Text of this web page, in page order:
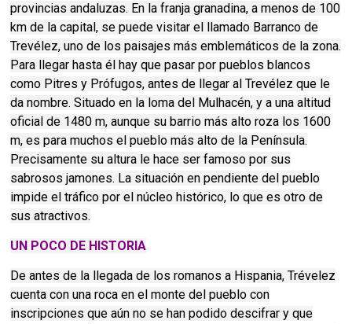
provincias andaluzas. En la franja granadina, a menos de 100
km de la capital, se puede visitar el llamado Barranco de
Trevélez, uno de los paisajes más emblemáticos de la zona.
Para llegar hasta él hay que pasar por pueblos blancos
como Pitres y Prófugos, antes de llegar al Trevélez que le
da nombre. Situado en la loma del Mulhacén, y a una altitud
oficial de 1480 m, aunque su barrio más alto roza los 1600
m, es para muchos el pueblo más alto de la Península.
Precisamente su altura le hace ser famoso por sus
sabrosos jamones. La situación en pendiente del pueblo
impide el tráfico por el núcleo histórico, lo que es otro de
sus atractivos.
UN POCO DE HISTORIA
De antes de la llegada de los romanos a Hispania, Trévelez
cuenta con una roca en el monte del pueblo con
inscripciones que aún no se han podido descifrar y que